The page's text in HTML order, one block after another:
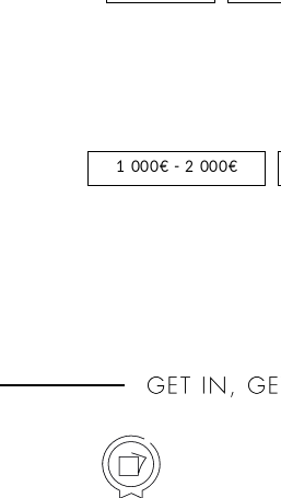
1 000€ - 2 000€